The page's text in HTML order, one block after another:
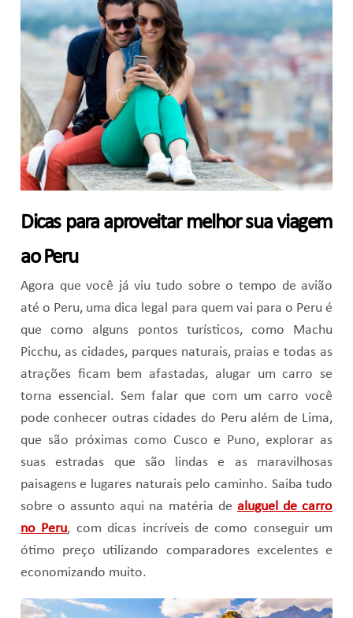
Dicas para aproveitar melhor sua viagem
ao Peru
Agora que você já viu tudo sobre o tempo de avião
até o Peru, uma dica legal para quem vai para o Peru é
que como alguns pontos turísticos, como Machu
Picchu, as cidades, parques naturais, praias e todas as
atrações ficam bem afastadas, alugar um carro se
torna essencial. Sem falar que com um carro você
pode conhecer outras cidades do Peru além de Lima,
que são próximas como Cusco e Puno, explorar as
suas estradas que são lindas e as maravilhosas
paisagens e lugares naturais pelo caminho. Saiba tudo
sobre o assunto aqui na matéria de aluguel de carro
no Peru, com dicas incríveis de como conseguir um
ótimo preço utilizando comparadores excelentes e
economizando muito.